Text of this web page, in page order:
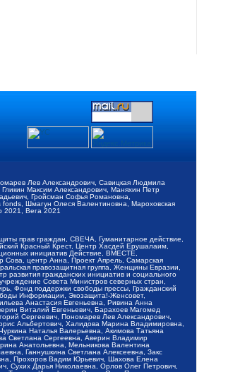
Лев Александрович, Савицкая Людмила
Максим Александрович, Маняхин Петр
Гройсман Софья Романовна,
Шмагун Олеся Валентиновна, Мароховская
2021, Вега 2021
прав граждан, СВЕЧА, Гуманитарное действие,
Красный Крест, Центр Хасдей Ерушалаим,
инициатив Действие, ВМЕСТЕ,
Сова, центр Анна, Проект Апрель, Самарская
правозащитная группа, Женщины Евразии,
развития гражданских инициатив и социального
Совета Министров северных стран,
Фонд поддержки свободы прессы, Гражданский
Информации, Экозащита!-Женсовет,
Анастасия Евгеньевна, Ривина Анна
Виталий Евгеньевич, Барахоев Магомед
Сергеевич, Пономарев Лев Александрович,
Альбертович, Халидова Марина Владимировна,
Наталья Валерьевна, Акимова Татьяна
Светлана Сергеевна, Аверин Владимир
Анатольевна, Мельникова Валентина
Ганнушкина Светлана Алексеевна, Закс
Прохоров Вадим Юрьевич, Шахова Елена
Сухих Дарья Николаевна, Орлов Олег Петрович,